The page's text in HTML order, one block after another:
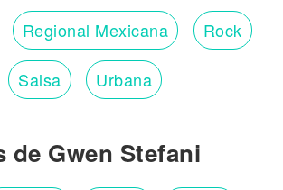
Regional Mexicana Rock
Salsa Urbana
de Gwen Stefani